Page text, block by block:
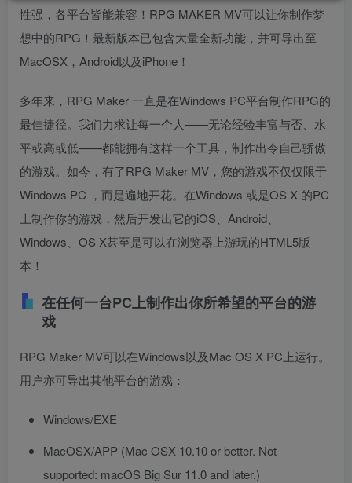
性强，各平台皆能兼容！RPG MAKER MV可以让你制作梦
想中的RPG！最新版本已包含大量全新功能，并可导出至
MacOSX，Android以及iPhone！
多年来，RPG Maker 一直是在Windows PC平台制作RPG的
最佳捷径。我们力求让每一个人——无论经验丰富与否、水
平或高或低——都能拥有这样一个工具，制作出令自己骄傲
的游戏。如今，有了RPG Maker MV，您的游戏不仅仅限于
Windows PC ，而是遍地开花。在Windows 或是OS X 的PC
上制作你的游戏，然后开发出它的iOS、Android、
Windows、OS X甚至是可以在浏览器上游玩的HTML5版
本！
在任何一台PC上制作出你所希望的平台的游
戏
RPG Maker MV可以在Windows以及Mac OS X PC上运行。
用户亦可导出其他平台的游戏：
Windows/EXE
MacOSX/APP (Mac OSX 10.10 or better. Not
supported: macOS Big Sur 11.0 and later.)